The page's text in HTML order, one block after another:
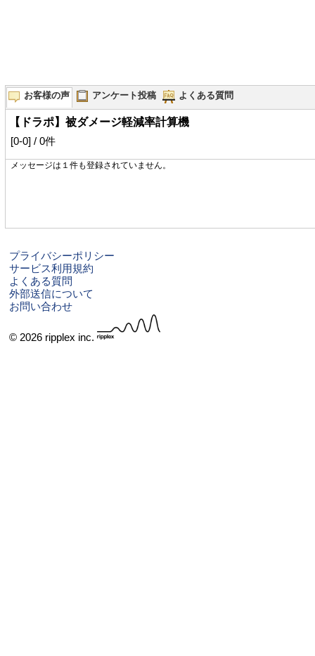
お客様の声 アンケート投稿 よくある質問
【ドラポ】被ダメージ軽減率計算機
[0-0] / 0件
メッセージは１件も登録されていません。
プライバシーポリシー
サービス利用規約
よくある質問
外部送信について
お問い合わせ
© 2026 ripplex inc.